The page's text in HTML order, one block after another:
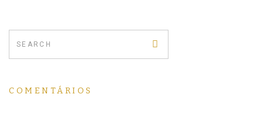
COMENTÁRIOS